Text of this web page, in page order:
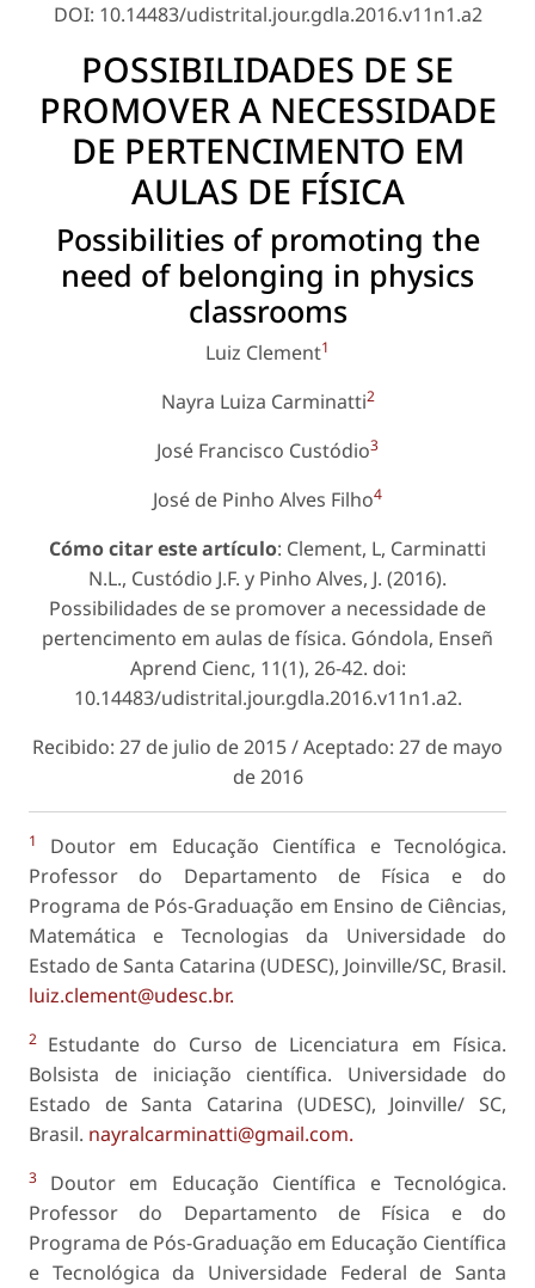
DOI: 10.14483/udistrital.jour.gdla.2016.v11n1.a2
POSSIBILIDADES DE SE
PROMOVER A NECESSIDADE
DE PERTENCIMENTO EM
AULAS DE FÍSICA
Possibilities of promoting the
need of belonging in physics
classrooms
Luiz Clement1
Nayra Luiza Carminatti2
José Francisco Custódio3
José de Pinho Alves Filho4
Cómo citar este artículo: Clement, L, Carminatti
N.L., Custódio J.F. y Pinho Alves, J. (2016).
Possibilidades de se promover a necessidade de
pertencimento em aulas de física. Góndola, Enseñ
Aprend Cienc, 11(1), 26-42. doi:
10.14483/udistrital.jour.gdla.2016.v11n1.a2.
Recibido: 27 de julio de 2015 / Aceptado: 27 de mayo
de 2016
1
Doutor em Educação Científica e Tecnológica.
Professor do Departamento de Física e do
Programa de Pós-Graduação em Ensino de Ciências,
Matemática e Tecnologias da Universidade do
Estado de Santa Catarina (UDESC), Joinville/SC, Brasil.
luiz.clement@udesc.br.
2 Estudante do Curso de Licenciatura em Física.
Bolsista de iniciação científica. Universidade do
Estado de Santa Catarina (UDESC), Joinville/ SC,
Brasil. nayralcarminatti@gmail.com.
3
Doutor em Educação Científica e Tecnológica.
Professor do Departamento de Física e do
Programa de Pós-Graduação em Educação Científica
e Tecnológica da Universidade Federal de Santa